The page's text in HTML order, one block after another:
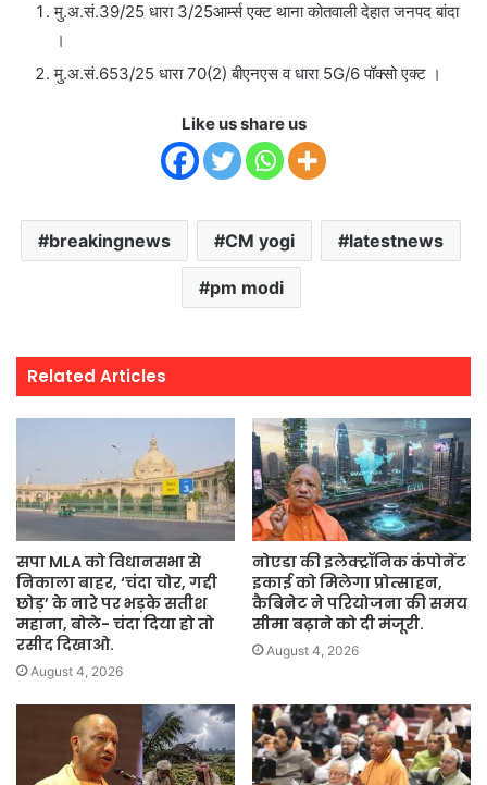
मु.अ.सं.39/25 धारा 3/25आर्म्स एक्ट थाना कोतवाली देहात जनपद बांदा
।
मु.अ.सं.653/25 धारा 70(2) बीएनएस व धारा 5G/6 पॉक्सो एक्ट ।
Like us share us
breakingnews CM yogi latestnews
pm modi
Related Articles
सपा MLA को विधानसभा से
निकाला बाहर, ‘चंदा चोर, गद्दी
छोड़’ के नारे पर भड़के सतीश
महाना, बोले- चंदा दिया हो तो
रसीद दिखाओ.
August 4, 2026
नोएडा की इलेक्ट्रॉनिक कंपोनेंट
इकाई को मिलेगा प्रोत्साहन,
कैबिनेट ने परियोजना की समय
सीमा बढ़ाने को दी मंजूरी.
August 4, 2026